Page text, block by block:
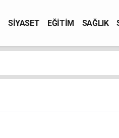
SİYASET EĞİTİM SAĞLIK